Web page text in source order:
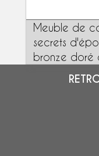
Meuble de
secrets
bronze doré